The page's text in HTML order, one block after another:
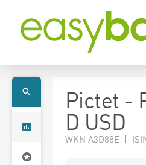
Pictet -
D USD
WKN A3D88E |